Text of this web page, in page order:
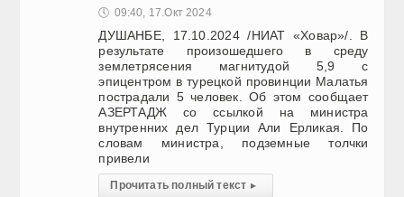
🕔 09:40, 17.Окт 2024
ДУШАНБЕ, 17.10.2024 /НИАТ «Ховар»/. В
результате произошедшего в среду
землетрясения магнитудой 5,9 с
эпицентром в турецкой провинции Малатья
пострадали 5 человек. Об этом сообщает
АЗЕРТАДЖ со ссылкой на министра
внутренних дел Турции Али Ерликая. По
словам министра, подземные толчки
привели
Прочитать полный текст ▸